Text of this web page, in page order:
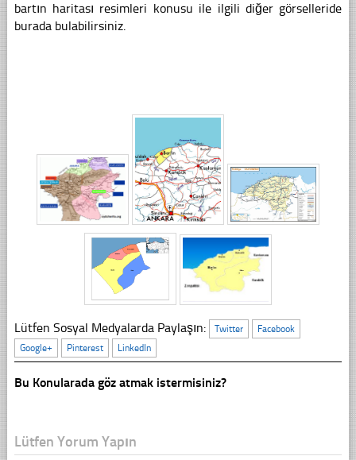
bartın haritası resimleri konusu ile ilgili diğer görselleride
burada bulabilirsiniz.
Lütfen Sosyal Medyalarda Paylaşın: Twitter
Facebook
Google+
Pinterest LinkedIn
Bu Konularada göz atmak istermisiniz?
Lütfen Yorum Yapın